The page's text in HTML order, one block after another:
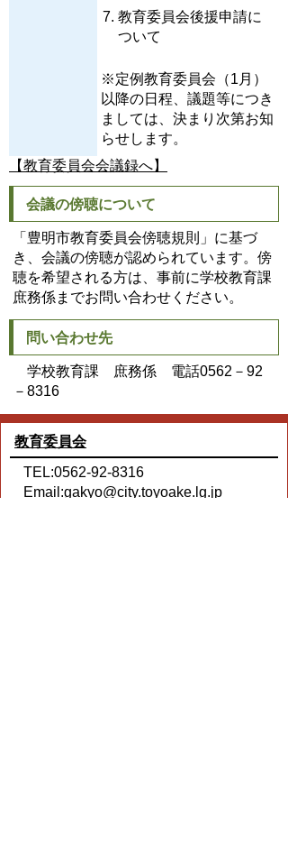
教育委員会後援申請に
ついて
※定例教育委員会（1月）
以降の日程、議題等につき
ましては、決まり次第お知
らせします。
【教育委員会会議録へ】
会議の傍聴について
「豊明市教育委員会傍聴規則」に基づ
き、会議の傍聴が認められています。傍
聴を希望される方は、事前に学校教育課
庶務係までお問い合わせください。
問い合わせ先
学校教育課 庶務係 電話0562－92
－8316
教育委員会
TEL:0562-92-8316
Email:gakyo@city.toyoake.lg.jp